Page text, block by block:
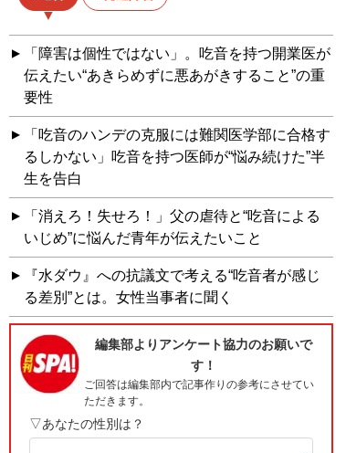
「障害は個性ではない」。吃音を持つ開業医が
伝えたい“あきらめずに悪あがきすること”の重
要性
「吃音のハンデの克服には難関医学部に合格す
るしかない」吃音を持つ医師が“悩み続けた”半
生を告白
「消えろ！失せろ！」父の虐待と“吃音による
いじめ”に悩んだ青年が伝えたいこと
『水ダウ』への抗議文で考える“吃音者が感じ
る差別”とは。女性当事者に聞く